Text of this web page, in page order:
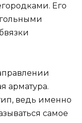
Его
арматура.
ведь именно
самое